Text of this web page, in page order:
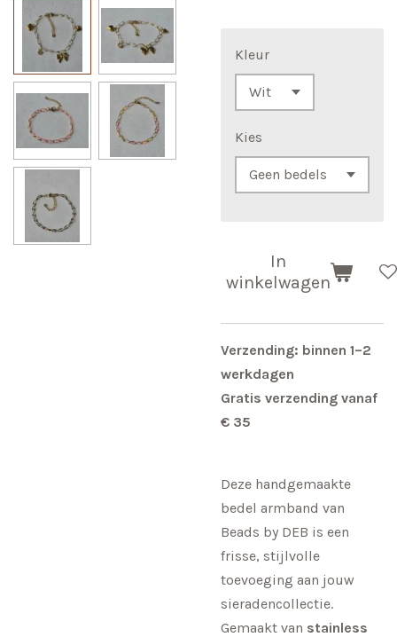
Kleur
Kies
In
winkelwagen
Verzending: binnen 1–2
werkdagen
Gratis verzending vanaf
€ 35
Deze handgemaakte
bedel armband van
Beads by DEB is een
frisse, stijlvolle
toevoeging aan jouw
sieradencollectie.
Gemaakt van stainless